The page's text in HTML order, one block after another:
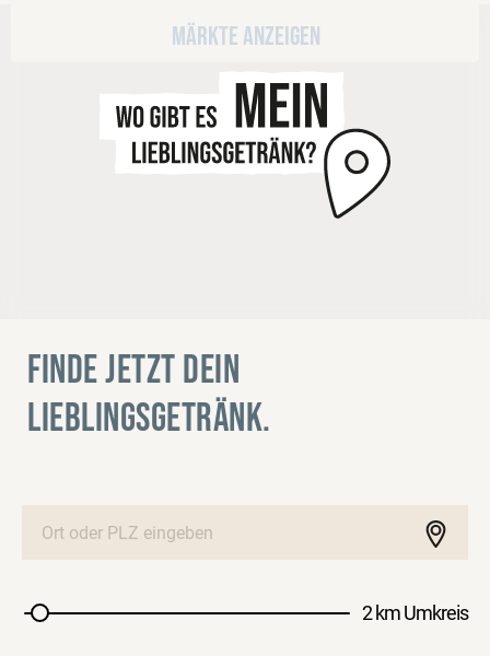
Märkte anzeigen
FINDE JETZT DEIN
LIEBLINGSGETRÄNK.
2 km Umkreis